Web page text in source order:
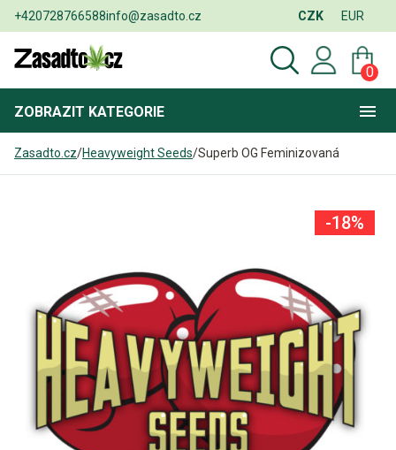
+420728766588info@zasadto.cz CZK EUR
0
ZOBRAZIT KATEGORIE
Zasadto.cz/Heavyweight Seeds/Superb OG Feminizovaná
-18%